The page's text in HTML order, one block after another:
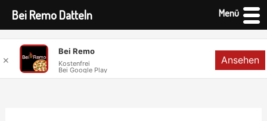
Inhalt
springen
Bei Remo Datteln Menü
✕
Bei Remo
Kostenfrei
Bei Google Play
Ansehen